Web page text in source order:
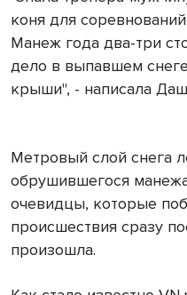
коня для
Манеж года два-три
дело в выпавшем
крыши", - написала
Метровый слой снега
обрушившегося
очевидцы, которые
происшествия сразу
произошла.